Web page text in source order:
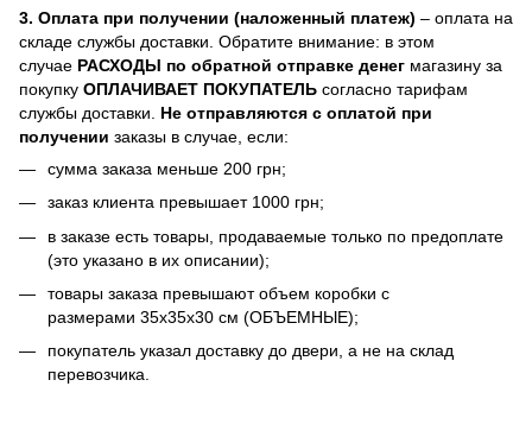
3. Оплата при получении (наложенный платеж) – оплата на
складе службы доставки. Обратите внимание: в этом
случае РАСХОДЫ по обратной отправке денег магазину за
покупку ОПЛАЧИВАЕТ ПОКУПАТЕЛЬ согласно тарифам
службы доставки. Не отправляются с оплатой при
получении заказы в случае, если:
сумма заказа меньше 200 грн;
заказ клиента превышает 1000 грн;
в заказе есть товары, продаваемые только по предоплате
(это указано в их описании);
товары заказа превышают объем коробки с
размерами 35х35х30 см (ОБЪЕМНЫЕ);
покупатель указал доставку до двери, а не на склад
перевозчика.